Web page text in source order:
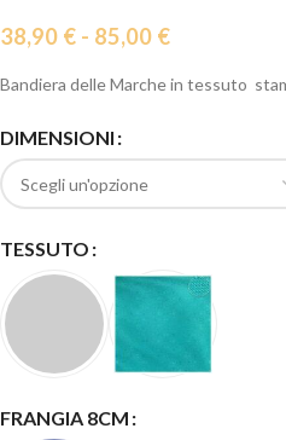
38,90 € - 85,00 €
Bandiera delle Marche in tessuto
DIMENSIONI
TESSUTO
FRANGIA 8CM